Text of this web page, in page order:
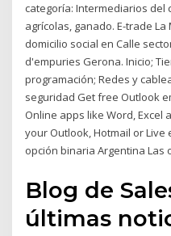
categoría: Intermediarios del
agrícolas, ganado. E-trade
domicilio social en Calle
d'empuries Gerona. Inicio;
programación; Redes y
seguridad Get free Outlook
Online apps like Word, Excel
your Outlook, Hotmail or Live
opción binaria Argentina Las
Blog de
últimas